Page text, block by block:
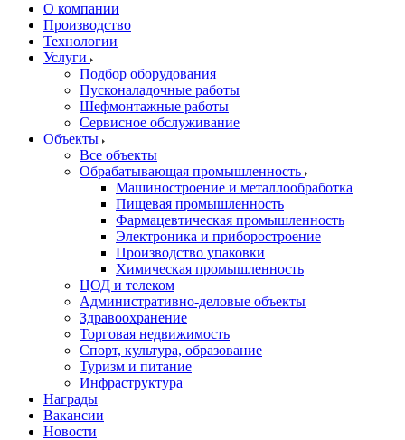
О компании
Производство
Технологии
Услуги
Подбор оборудования
Пусконаладочные работы
Шефмонтажные работы
Сервисное обслуживание
Объекты
Все объекты
Обрабатывающая промышленность
Машиностроение и металлообработка
Пищевая промышленность
Фармацевтическая промышленность
Электроника и приборостроение
Производство упаковки
Химическая промышленность
ЦОД и телеком
Административно-деловые объекты
Здравоохранение
Торговая недвижимость
Спорт, культура, образование
Туризм и питание
Инфраструктура
Награды
Вакансии
Новости